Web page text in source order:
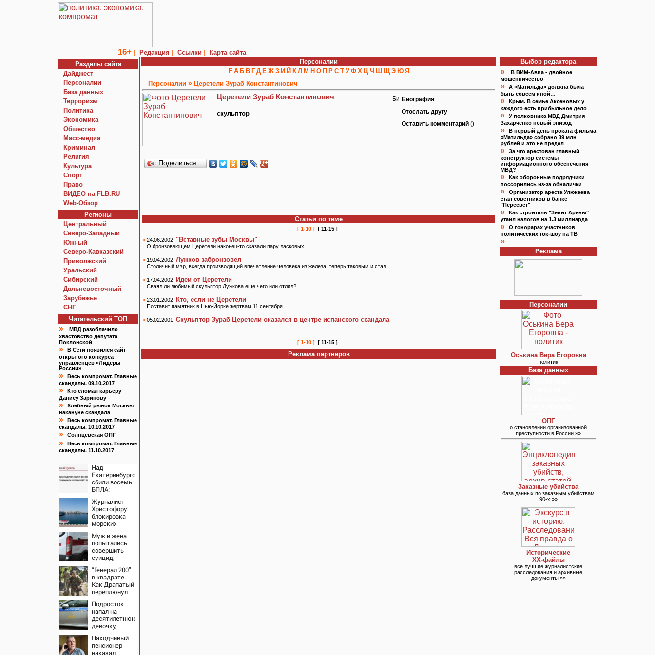
16+ | Редакция | Ссылки |
Карта сайта
Разделы сайта
Дайджест
Персоналии
База данных
Терроризм
Политика
Экономика
Общество
Macc-медиа
Криминал
Религия
Культура
Спорт
Право
ВИДЕО на FLB.RU
Web-Обзор
Регионы
Центральный
Северо-Западный
Южный
Северо-Кавказский
Приволжский
Уральский
Сибирский
Дальневосточный
Зарубежье
СНГ
Читательский TOП
»
МВД разоблачило
хвастовство депутата
Поклонской
»
В Сети появился сайт
открытого конкурса
управленцев «Лидеры
России»
»
Весь компромат. Главные
скандалы. 09.10.2017
»
Кто сломал карьеру
Данису Зарипову
»
Хлебный рынок Москвы
накануне скандала
»
Весь компромат. Главные
скандалы. 10.10.2017
» Солнцевская ОПГ
»
Весь компромат. Главные
скандалы. 11.10.2017
Над
Екатеринбургом
сбили восемь
БПЛА:
800
сотрудников
Wildberries
Журналист
Христофору:
блокировка
морских
катастрофа
для Украины
Муж и жена
попытались
совершить
суицид,
оперативные
службы
“Генерал 200”
в квадрате.
Как Драпатый
переплюнул
Подросток
напал на
десятилетнюю
девочку,
квартиру
Находчивый
пенсионер
наказал
Персоналии
F А Б В Г Д Е Ж З И Й К Л М Н О П Р С Т У Ф Х Ц Ч Ш Щ Э Ю Я
Персоналии » Церетели Зураб Константинович
Церетели Зураб Константинович
скульптор
Биография
Отослать другу
Оставить комментарий ()
Поделиться…
Статьи по теме
[ 1-10 ] [ 11-15 ]
» 24.06.2002 "Вставные зубы Москвы"
О бронзовеющем Церетели наконец-то сказали пару ласковых...
» 19.04.2002 Лужков забронзовел
Столичный мэр, всегда производящий впечатление человека из железа, теперь таковым и стал
» 17.04.2002 Идеи от Церетели
Сваял ли любимый скульптор Лужкова еще чего или отлил?
» 23.01.2002 Кто, если не Церетели
Поставит памятник в Нью-Йорке жертвам 11 сентября
» 05.02.2001 Скульптор Зураб Церетели оказался в центре испанского скандала
[ 1-10 ] [ 11-15 ]
Реклама партнеров
Выбор редактора
»
В ВИМ-Авиа - двойное
мошенничество
»
А «Матильда» должна была
быть совсем иной…
»
Крым. В семье Аксеновых у
каждого есть прибыльное дело
»
У полковника МВД Дмитрия
Захарченко новый эпизод
»
В первый день проката фильма
«Матильда» собрано 39 млн
рублей и это не предел
»
За что арестован главный
конструктор системы
информационного обеспечения
МВД?
»
Как оборонные подрядчики
поссорились из-за обналички
»
Организатор ареста Улюкаева
стал советников в банке
"Пересвет"
»
Как строитель "Зенит Арены"
утаил налогов на 1.3 миллиарда
»
О гонорарах участников
политических ток-шоу на ТВ
»
Реклама
Персоналии
Оськина Вера Егоровна
политик
База данных
ОПГ
о становлении организованной
преступности в России »»
Заказные убийства
база данных по заказным убийствам
90-х »»
Исторические
ХХ-файлы
все лучшие журналистские
расследования и архивные
документы »»